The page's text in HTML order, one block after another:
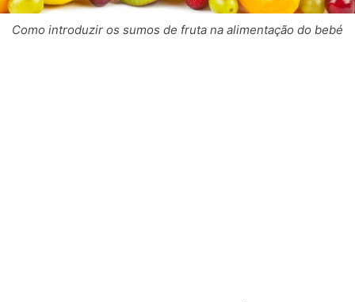
Como introduzir os sumos de fruta na alimentação do bebé